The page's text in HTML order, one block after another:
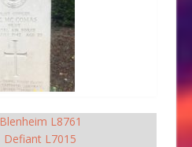
Blenheim L8761
Defiant L7015